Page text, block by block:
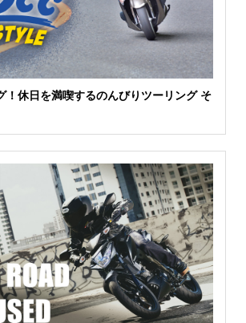
！休日を満喫するのんびりツーリング そ